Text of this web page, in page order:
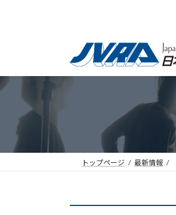
へ
ス
ョ
ン
トップページ 最新情報